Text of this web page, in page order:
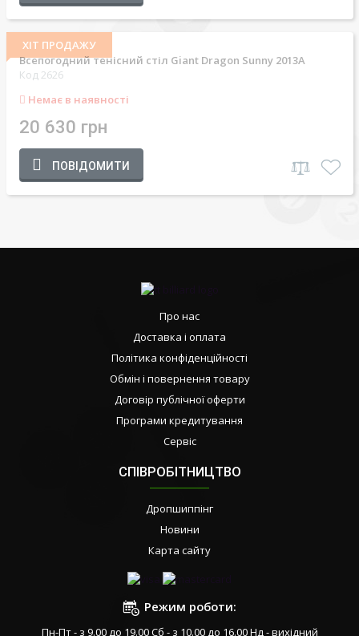
ХІТ ПРОДАЖУ
Всепогодний тенісний стіл Giant Dragon Sunny 2013A
Код 2626
Немає в наявності
20 630 грн
ПОВІДОМИТИ
Про нас
Доставка і оплата
Політика конфіденційності
Обмін і повернення товару
Договір публічної оферти
Програми кредитування
Сервіс
СПІВРОБІТНИЦТВО
Дропшиппінг
Новини
Карта сайту
Режим роботи:
Пн-Пт - з 9.00 до 19.00 Сб - з 10.00 до 16.00 Нд - вихідний